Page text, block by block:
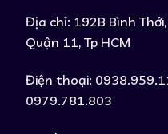
Địa chỉ: 192B Bình
Quận 11, Tp HCM
Điện thoại:
0979.781.803